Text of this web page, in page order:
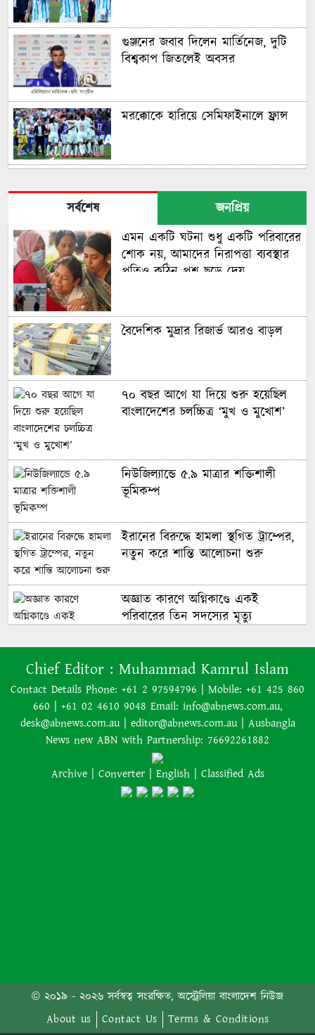
গুঞ্জনের জবাব দিলেন মার্তিনেজ, দুটি
বিশ্বকাপ জিতলেই অবসর
মরক্কোকে হারিয়ে সেমিফাইনালে ফ্রান্স
বাংলাদেশের নারী ফুটবলারদের অদৃশ্য
লড়াই, শিরোপা জিতেও অবহেলিত
গড়লেন ইতিহাস
ইনফান্তিনো বিশ্বকাপ বিক্রি করে
দিয়েছেন: লাম
পানামার বিদায়
কার হাতে উঠবে বিশ্বকাপ, জানাল
অক্টোপাস পলের উত্তরসূরিরা
অস্ট্রেলিয়াকে ২-০ গোলে হারিয়েছে
যুক্তরাষ্ট্র
সিদ্ধান্ত জানালেন মেসি
বিশ্বকাপের মঞ্চে: অস্ট্রেলিয়ার ফুটবলে
আফ্রিকান রূপকথা
সর্বশেষ
জনপ্রিয়
এমন একটি ঘটনা শুধু একটি পরিবারের
শোক নয়, আমাদের নিরাপত্তা ব্যবস্থার
প্রতিও কঠিন প্রশ্ন ছুড়ে দেয়
বৈদেশিক মুদ্রার রিজার্ভ আরও বাড়ল
৭০ বছর আগে যা ‍দিয়ে শুরু হয়েছিল
বাংলাদেশের চলচ্চিত্র ‘মুখ ও মুখোশ’
নিউজিল্যান্ডে ৫.৯ মাত্রার শক্তিশালী
ভূমিকম্প
ইরানের বিরুদ্ধে হামলা স্থগিত ট্রাম্পের,
নতুন করে শান্তি আলোচনা শুরু
অজ্ঞাত কারণে অগ্নিকাণ্ডে একই
পরিবারের তিন সদস্যের মৃত্যু
অনেক ইতিবাচক অগ্রগতি ঘটেছে:
পররাষ্ট্রমন্ত্রীর সঙ্গে বৈঠকের পর ট্রাম্পের
বিশেষ দূত
আমাকে গ্রেপ্তারের চেষ্টা রুখে দিতে
প্রস্তুত ‘স্পেশাল ফোর্স’
কানাডার দাবানলের ধোঁয়া ঠেকাতে
সীমান্তে ‘দেয়াল’ তুলতে চান ট্রাম্প
Chief Editor : Muhammad Kamrul Islam
Contact Details Phone: +61 2 97594796 | Mobile: +61 425 860
660 | +61 02 4610 9048 Email: info@abnews.com.au,
desk@abnews.com.au | editor@abnews.com.au | Ausbangla
News new ABN with Partnership: 76692261882
Archive | Converter | English | Classified Ads
© ২০১৯ - ২০২৬ সর্বস্বত্ব সংরক্ষিত, অস্ট্রেলিয়া বাংলাদেশ নিউজ
About us
Contact Us Terms & Conditions